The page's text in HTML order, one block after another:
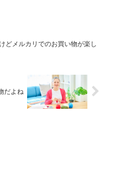
どメルカリでのお買い物が楽し
だよね